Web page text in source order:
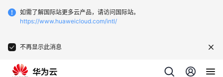
如需了解国际站更多云产品，请访问国际站。
https://www.huaweicloud.com/intl/
不再显示此消息